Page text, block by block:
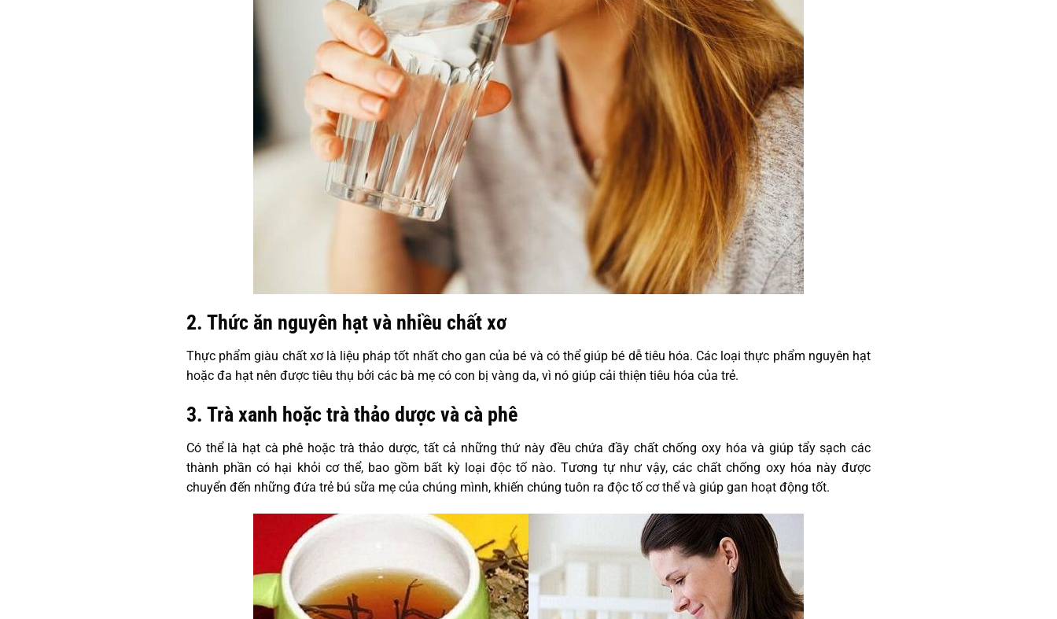
2. Thức ăn nguyên hạt và nhiều chất xơ
Thực phẩm giàu chất xơ là liệu pháp tốt nhất cho gan của bé và có thể giúp bé dễ tiêu hóa. Các loại thực phẩm nguyên hạt
hoặc đa hạt nên được tiêu thụ bởi các bà mẹ có con bị vàng da, vì nó giúp cải thiện tiêu hóa của trẻ.
3. Trà xanh hoặc trà thảo dược và cà phê
Có thể là hạt cà phê hoặc trà thảo dược, tất cả những thứ này đều chứa đầy chất chống oxy hóa và giúp tẩy sạch các
thành phần có hại khỏi cơ thể, bao gồm bất kỳ loại độc tố nào. Tương tự như vậy, các chất chống oxy hóa này được
chuyển đến những đứa trẻ bú sữa mẹ của chúng mình, khiến chúng tuôn ra độc tố cơ thể và giúp gan hoạt động tốt.